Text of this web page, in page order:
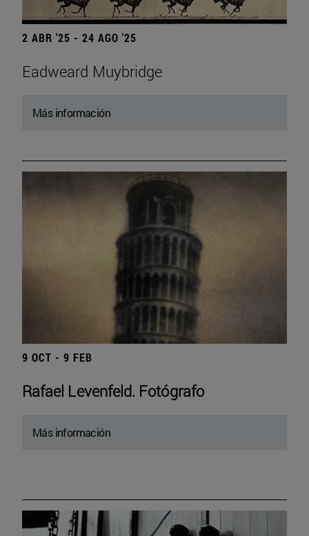
2 ABR '25 - 24 AGO '25
Eadweard Muybridge
Más información
9 OCT - 9 FEB
Rafael Levenfeld. Fotógrafo
Más información